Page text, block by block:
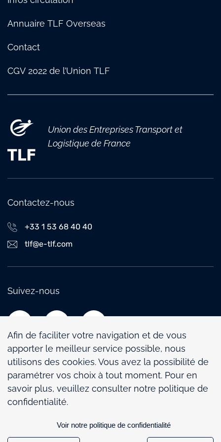
Union des Entreprises Transport et
Logistique de France
Contactez-nous
+33 1 53 68 40 40
tlf@e-tlf.com
Suivez-nous
Annuaire TLF Overseas
Contact
CGV 2022 de l’Union TLF
Politique de confidentialité
Mentions légales
Afin de faciliter votre navigation et de vous
apporter le meilleur service possible, nous
utilisons des cookies. Vous avez la possibilité de
paramétrer vos choix à tout moment. Pour en
savoir plus, veuillez consulter notre politique de
confidentialité.
Voir notre politique de confidentialité